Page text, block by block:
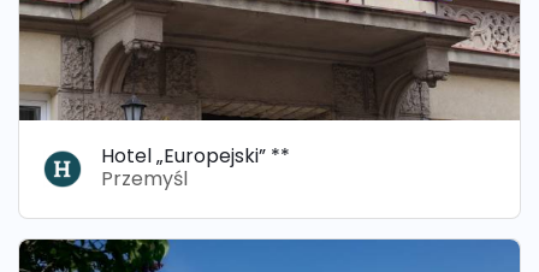
Hotel „Europejski” **
Przemyśl